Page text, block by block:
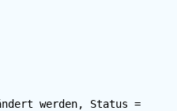
werden, Status =